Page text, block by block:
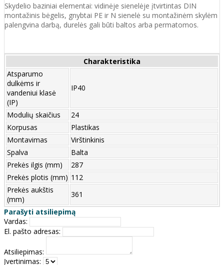
Skydelio baziniai elementai: vidinėje sienelėje įtvirtintas DIN
montažinis bėgelis, gnybtai PE ir N sienelė su montažinėm skylėm
palengvina darbą, durelės gali būti baltos arba permatomos.
Charakteristika
Atsparumo
dulkėms ir
vandeniui klasė
(IP)
IP40
Modulių skaičius
24
Korpusas
Plastikas
Montavimas
Virštinkinis
Spalva
Balta
Prekės ilgis (mm)
287
Prekės plotis (mm) 112
Prekės aukštis
(mm)
361
Parašyti atsiliepimą
Vardas:
El. pašto adresas:
Atsiliepimas:
Įvertinimas: